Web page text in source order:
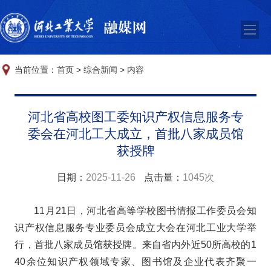
当前位置：首页 >综合新闻 > 内容
河北省高校图工委知识产权信息服务专
委会在河北工大成立，首批八家成员馆
获授牌
日期： 2025-11-26 点击量： 1045次
11月21日，河北省高等学校图书情报工作委员会知
识产权信息服务专业委员会成立大会在河北工业大学举
行，首批八家成员馆获授牌。来自省内外近50所高校的1
40余位知识产权领域专家、图书馆及企业代表齐聚一